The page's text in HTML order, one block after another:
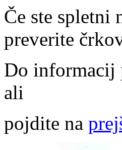
Če ste
preverite
Do informacij
ali
pojdite na